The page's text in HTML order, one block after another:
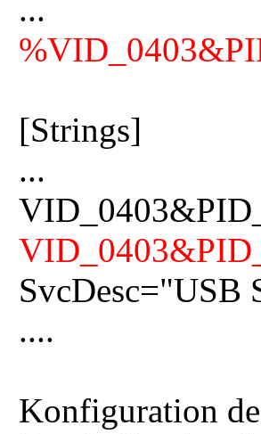
...
[Strings]
...
SvcDesc="USB
....
Konfiguration